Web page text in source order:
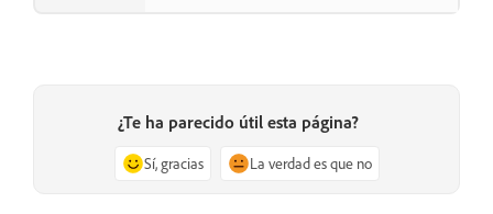
¿Te ha parecido útil esta página?
Sí, gracias La verdad es que no